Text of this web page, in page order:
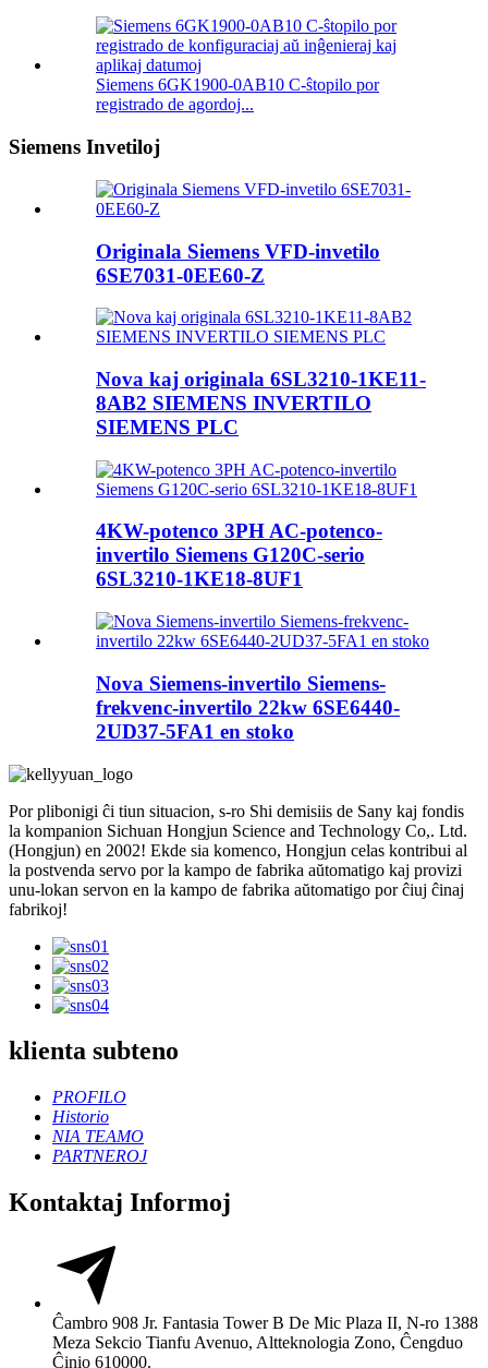
Siemens 6GK1900-0AB10 C-ŝtopilo por
registrado de agordoj...
Siemens Invetiloj
Originala Siemens VFD-invetilo
6SE7031-0EE60-Z
Nova kaj originala 6SL3210-1KE11-
8AB2 SIEMENS INVERTILO
SIEMENS PLC
4KW-potenco 3PH AC-potenco-
invertilo Siemens G120C-serio
6SL3210-1KE18-8UF1
Nova Siemens-invertilo Siemens-
frekvenc-invertilo 22kw 6SE6440-
2UD37-5FA1 en stoko
Por plibonigi ĉi tiun situacion, s-ro Shi demisiis de Sany kaj fondis
la kompanion Sichuan Hongjun Science and Technology Co,. Ltd.
(Hongjun) en 2002! Ekde sia komenco, Hongjun celas kontribui al
la postvenda servo por la kampo de fabrika aŭtomatigo kaj provizi
unu-lokan servon en la kampo de fabrika aŭtomatigo por ĉiuj ĉinaj
fabrikoj!
klienta subteno
PROFILO
Historio
NIA TEAMO
PARTNEROJ
Kontaktaj Informoj
Ĉambro 908 Jr. Fantasia Tower B De Mic Plaza II, N-ro 1388
Meza Sekcio Tianfu Avenuo, Altteknologia Zono, Ĉengduo
Ĉinio 610000.